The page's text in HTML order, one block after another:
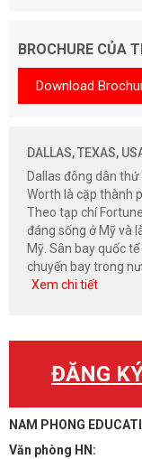
BROCHURE CỦA
Download
DALLAS, TEXAS,
Dallas đông dân
Worth là cặp thành
Theo tạp chí
đáng sống ở Mỹ và
Mỹ. Sân bay quốc
chuyến bay trong
Xem chi tiết
ĐĂNG
NAM PHONG
Văn phòng HN: